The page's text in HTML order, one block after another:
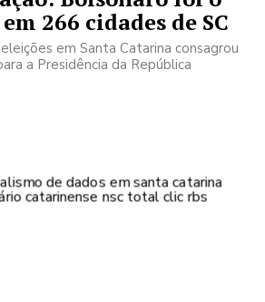
266 cidades de SC
em Santa Catarina consagrou
a Presidência da República